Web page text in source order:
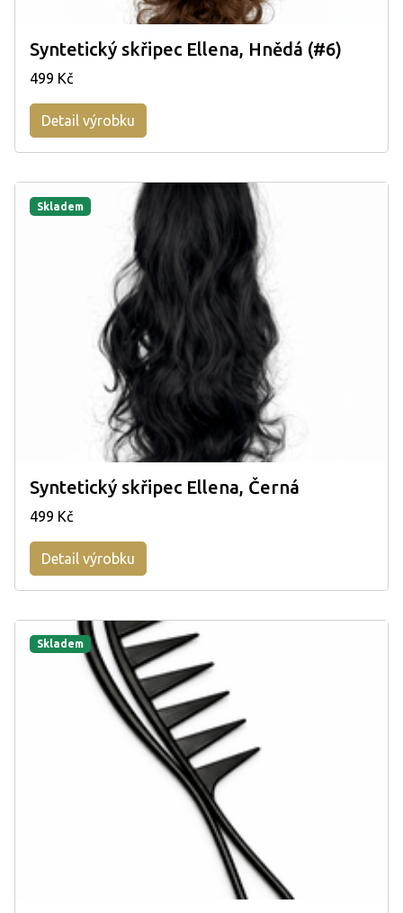
Syntetický skřipec Ellena, Hnědá (#6)
499 Kč
Detail výrobku
Skladem
Syntetický skřipec Ellena, Černá
499 Kč
Detail výrobku
Skladem